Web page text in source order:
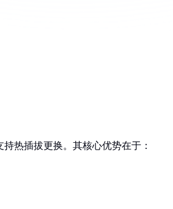
热插拔更换。其核心优势在于：